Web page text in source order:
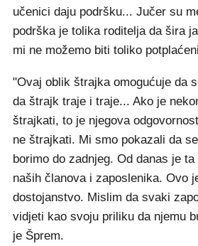
učenici daju podršku... Jučer su
podrška je tolika roditelja da šira
mi ne možemo biti toliko
"Ovaj oblik štrajka omogućuje da
da štrajk traje i traje... Ako je
štrajkati, to je njegova
ne štrajkati. Mi smo pokazali da
borimo do zadnjeg. Od danas je
naših članova i zaposlenika. Ovo
dostojanstvo. Mislim da svaki
vidjeti kao svoju priliku da njemu
je Šprem.